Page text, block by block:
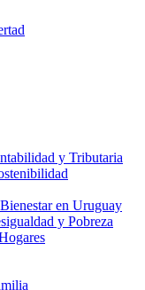
y Tributaria
en Uruguay
y Pobreza